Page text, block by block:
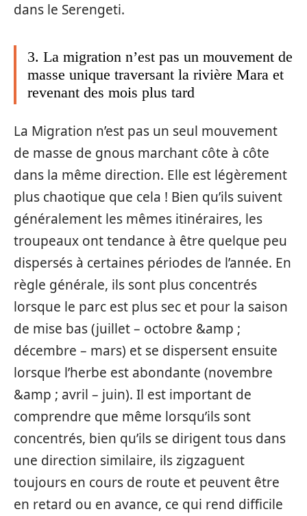
dans le Serengeti.
3. La migration n’est pas un mouvement de
masse unique traversant la rivière Mara et
revenant des mois plus tard
La Migration n’est pas un seul mouvement
de masse de gnous marchant côte à côte
dans la même direction. Elle est légèrement
plus chaotique que cela ! Bien qu’ils suivent
généralement les mêmes itinéraires, les
troupeaux ont tendance à être quelque peu
dispersés à certaines périodes de l’année. En
règle générale, ils sont plus concentrés
lorsque le parc est plus sec et pour la saison
de mise bas (juillet – octobre &amp ;
décembre – mars) et se dispersent ensuite
lorsque l’herbe est abondante (novembre
&amp ; avril – juin). Il est important de
comprendre que même lorsqu’ils sont
concentrés, bien qu’ils se dirigent tous dans
une direction similaire, ils zigzaguent
toujours en cours de route et peuvent être
en retard ou en avance, ce qui rend difficile